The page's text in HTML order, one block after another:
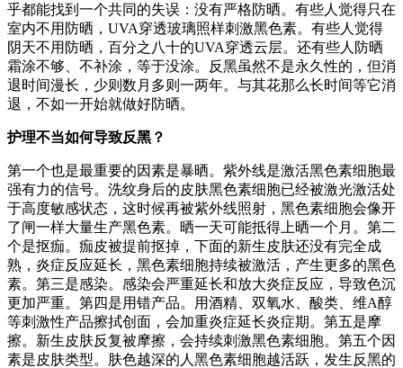
乎都能找到一个共同的失误：没有严格防晒。有些人觉得只在
室内不用防晒，UVA穿透玻璃照样刺激黑色素。有些人觉得
阴天不用防晒，百分之八十的UVA穿透云层。还有些人防晒
霜涂不够、不补涂，等于没涂。反黑虽然不是永久性的，但消
退时间漫长，少则数月多则一两年。与其花那么长时间等它消
退，不如一开始就做好防晒。
护理不当如何导致反黑？
第一个也是最重要的因素是暴晒。紫外线是激活黑色素细胞最
强有力的信号。洗纹身后的皮肤黑色素细胞已经被激光激活处
于高度敏感状态，这时候再被紫外线照射，黑色素细胞会像开
了闸一样大量生产黑色素。晒一天可能抵得上晒一个月。第二
个是抠痂。痂皮被提前抠掉，下面的新生皮肤还没有完全成
熟，炎症反应延长，黑色素细胞持续被激活，产生更多的黑色
素。第三是感染。感染会严重延长和放大炎症反应，导致色沉
更加严重。第四是用错产品。用酒精、双氧水、酸类、维A醇
等刺激性产品擦拭创面，会加重炎症延长炎症期。第五是摩
擦。新生皮肤反复被摩擦，会持续刺激黑色素细胞。第五个因
素是皮肤类型。肤色越深的人黑色素细胞越活跃，发生反黑的